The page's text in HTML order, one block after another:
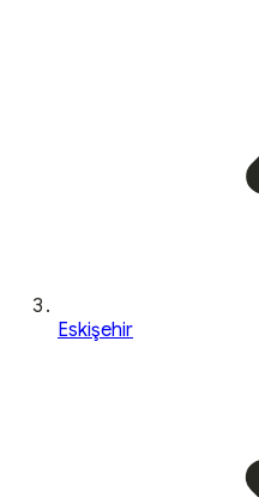
Eskişehir